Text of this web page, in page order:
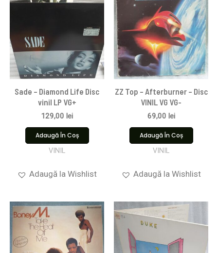
Sade – Diamond Life Disc
vinil LP VG+
129,00 lei
Adaugă În Coș
VINIL
Adaugă la Wishlist
ZZ Top – Afterburner – Disc
VINIL VG VG-
69,00 lei
Adaugă În Coș
VINIL
Adaugă la Wishlist